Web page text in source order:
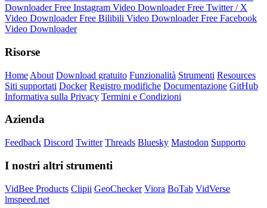
DownloaderFree Instagram Video DownloaderFree Twitter / X
Video DownloaderFree Bilibili Video DownloaderFree Facebook
Video Downloader
Risorse
Home About Download gratuito Funzionalità Strumenti Resources
Siti supportati Docker Registro modifiche Documentazione GitHub
Informativa sulla Privacy Termini e Condizioni
Azienda
Feedback Discord Twitter Threads Bluesky Mastodon Supporto
I nostri altri strumenti
VidBee Products Clipii GeoChecker Viora BoTab VidVerse
lmspeed.net